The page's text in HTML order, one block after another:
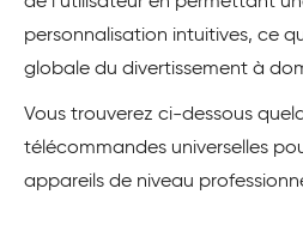
personnalisation intuitives, ce
globale du divertissement à
Vous trouverez ci-dessous
télécommandes universelles
appareils de niveau